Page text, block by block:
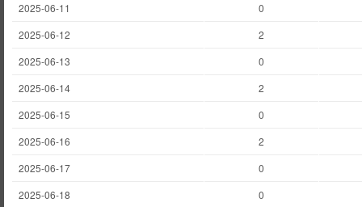
2025-06-11
0
2025-06-12
2
2025-06-13
0
2025-06-14
2
2025-06-15
0
2025-06-16
2
2025-06-17
0
2025-06-18
0